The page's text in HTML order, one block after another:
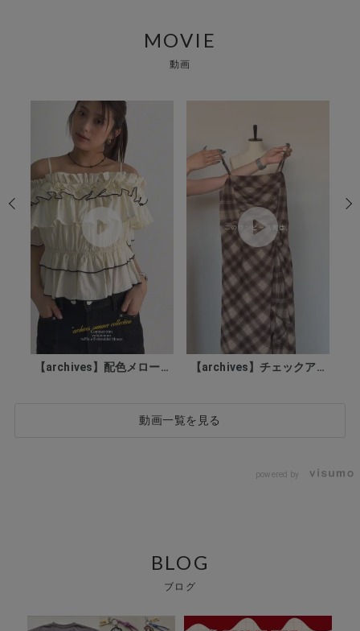
MOVIE
動画
【archives】配色メローボリューム... 【archives】チェックアソートラッ...
動画一覧を見る
powered by
BLOG
ブログ